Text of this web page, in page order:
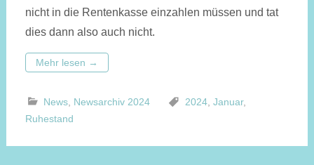
nicht in die Rentenkasse einzahlen müssen und tat
dies dann also auch nicht.
Mehr lesen →
News, Newsarchiv 2024 2024, Januar,
Ruhestand